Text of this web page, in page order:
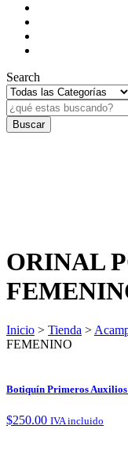
Search
ORINAL
Inicio > Tienda >
FEMENINO
Botiquín Primeros
$250.00 IVA incluido